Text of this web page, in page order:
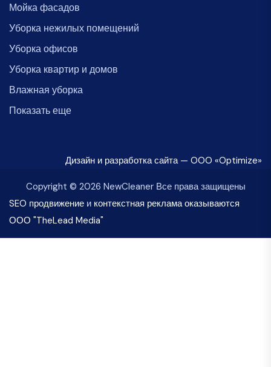
Мойка фасадов
Уборка нежилых помещений
Уборка офисов
Уборка квартир и домов
Влажная уборка
Показать еще
Дизайн и разработка сайта — OOO «Optimize»
Copyright © 2026 NewCleaner Все права защищены
SEO продвижение и контекстная реклама оказываются
ООО "TheLead Media"